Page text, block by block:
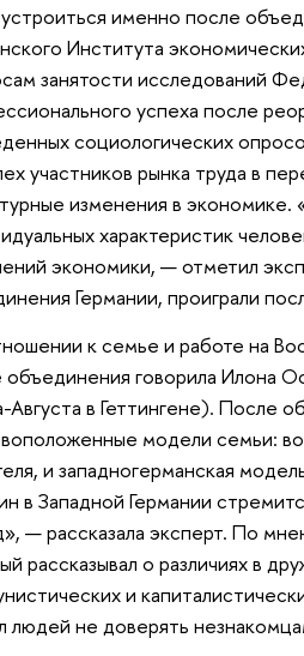
именно после
Института
занятости исследований
успеха после
социологических
участников рынка труда в
изменения в
характеристик
экономики, — отметил
Германии, проиграли
к семье и работе на
объединения говорила Илона
Августа в Геттингене). После
модели семьи:
и западногерманская
в Западной Германии
— рассказала эксперт. По
рассказывал о различиях в
и
людей не доверять